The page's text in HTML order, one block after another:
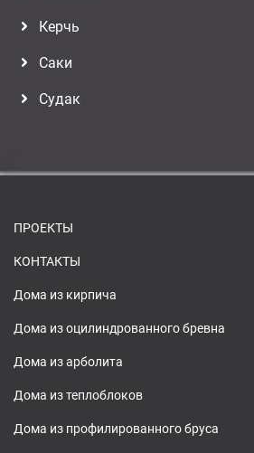
Керчь
Саки
Судак
ПРОЕКТЫ
КОНТАКТЫ
Дома из кирпича
Дома из оцилиндрованного бревна
Дома из арболита
Дома из теплоблоков
Дома из профилированного бруса